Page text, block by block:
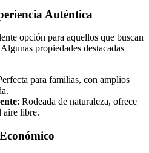
Auténtica
opción para aquellos que buscan
propiedades destacadas
para familias, con amplios
: Rodeada de naturaleza, ofrece
aire libre.